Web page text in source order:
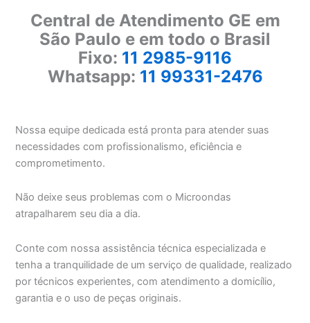
Central de Atendimento GE em
São Paulo e em todo o Brasil
Fixo: 11 2985-9116
Whatsapp: 11 99331-2476
Nossa equipe dedicada está pronta para atender suas
necessidades com profissionalismo, eficiência e
comprometimento.
Não deixe seus problemas com o Microondas
atrapalharem seu dia a dia.
Conte com nossa assistência técnica especializada e
tenha a tranquilidade de um serviço de qualidade, realizado
por técnicos experientes, com atendimento a domicílio,
garantia e o uso de peças originais.